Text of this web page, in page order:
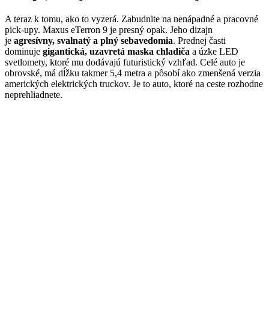
A teraz k tomu, ako to vyzerá. Zabudnite na nenápadné a pracovné
pick-upy. Maxus eTerron 9 je presný opak. Jeho dizajn
je agresívny, svalnatý a plný sebavedomia. Prednej časti
dominuje gigantická, uzavretá maska chladiča a úzke LED
svetlomety, ktoré mu dodávajú futuristický vzhľad. Celé auto je
obrovské, má dĺžku takmer 5,4 metra a pôsobí ako zmenšená verzia
amerických elektrických truckov. Je to auto, ktoré na ceste rozhodne
neprehliadnete.